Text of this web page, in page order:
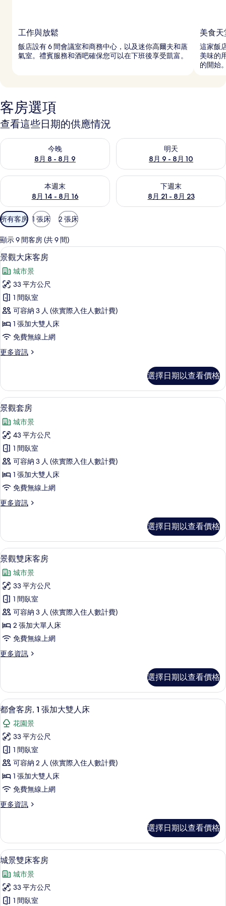
工作與放鬆
飯店設有 6 間會議室和商務中心，以及迷你高爾夫和蒸
氣室。禮賓服務和酒吧確保您可以在下班後享受凱富。
美食天
這家飯
美味的
的開始
客房選項
查看這些日期的供應情況
今晚
8月 8 - 8月 9
查看今晚 (8月 8 - 8月 9) 的供應情況
明天
8月 9 - 8月 10
查看明天 (8月 9 - 8月 10) 的供
本週末
8月 14 - 8月 16
查看本週末 (8月 14 - 8月 16) 的供應情況
下週末
8月 21 - 8月 23
查看下週末 (8月 21 - 8月 23)
可
用
的
客
房
篩
選
條
件
所有客房 1 張床 2 張床
顯示 9 間客房 (共 9 間)
顯
示
景
觀
大
床
客
房
的
有
相
片
景觀大床客房 | 客房內保險箱、書桌
13
景觀大床客房
城市景
33 平方公尺
1 間臥室
可容納 3 人 (依實際入住人數計費)
1 張加大雙人床
免費無線上網
更多資訊
更
大
床
客
的
詳
情
選擇日期以查看價格
顯
示
景
觀
套
房
的
所
有
片
景觀套房 | 客房內保險箱、書桌、筆
23
景觀套房
城市景
43 平方公尺
1 間臥室
可容納 3 人 (依實際入住人數計費)
1 張加大雙人床
免費無線上網
更多資訊
更
套
房
的
情
選擇日期以查看價格
顯
示
景
觀
雙
床
客
房
的
有
相
片
景觀雙床客房 | 客房內保險箱、書桌
26
景觀雙床客房
城市景
33 平方公尺
1 間臥室
可容納 3 人 (依實際入住人數計費)
2 張加大單人床
免費無線上網
更多資訊
更
雙
床
客
房
的
詳
情
選擇日期以查看價格
顯
示
都
會
客
房,
1
張
加
雙
人
床
的
所
有
客房內保險箱、書桌、筆電工作空間
26
都會客房, 1 張加大雙人床
花園景
33 平方公尺
1 間臥室
可容納 2 人 (依實際入住人數計費)
1 張加大雙人床
免費無線上網
更多資訊
更
客
房,
1
加
大
雙
人
選擇日期以查看價格
顯
示
城
景
客房內保險箱、書桌、筆電工作空間
13
城景雙床客房
城市景
33 平方公尺
1 間臥室